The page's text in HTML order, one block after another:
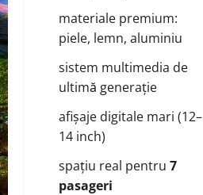
materiale premium:
piele, lemn, aluminiu
sistem multimedia de
ultimă generație
afișaje digitale mari (12–
14 inch)
spațiu real pentru 7
pasageri